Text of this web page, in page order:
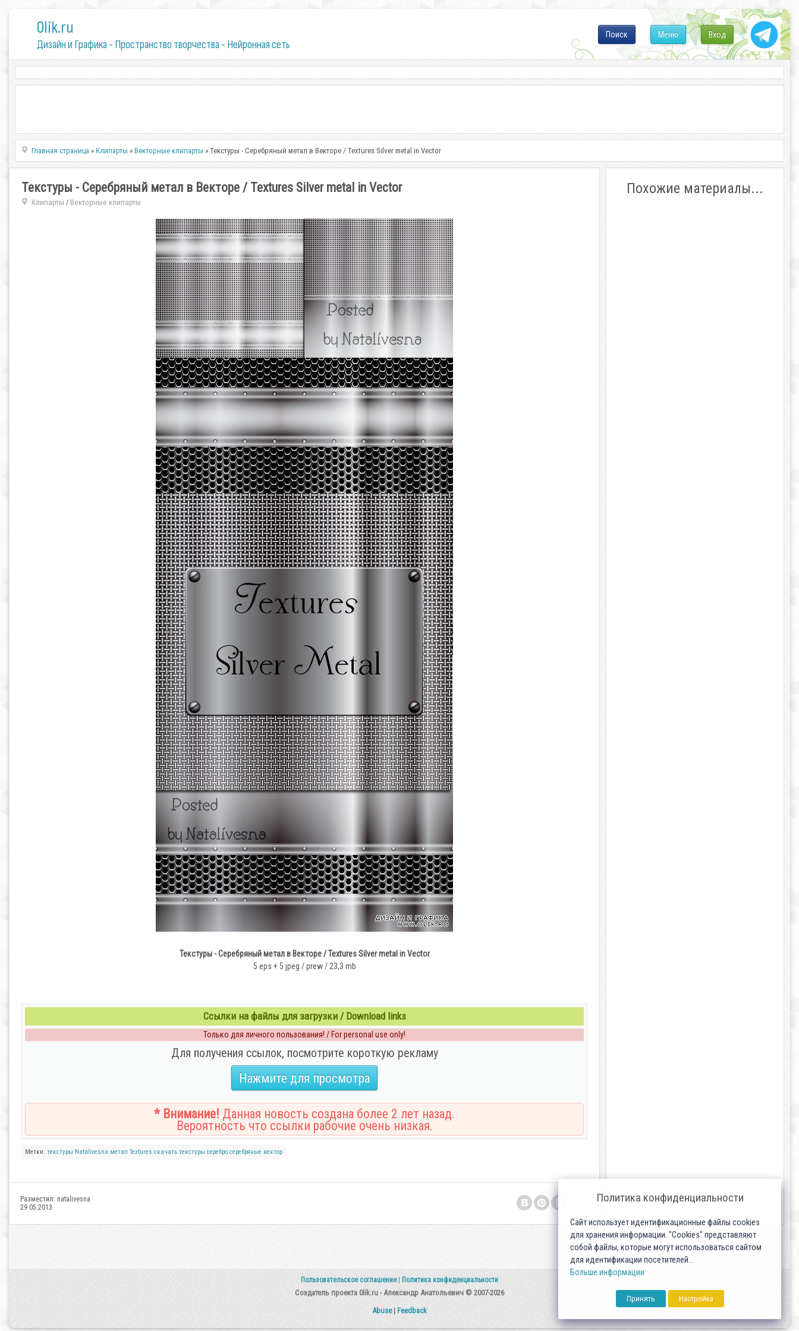
0lik.ru
Дизайн и Графика - Пространство творчества - Нейронная сеть
Вход
Меню
Поиск
Главная страница »Клипарты »Векторные клипарты » Текстуры - Серебряный метал в Векторе / Textures Silver metal in Vector
Текстуры - Серебряный метал в Векторе / Textures Silver metal in Vector
Клипарты / Векторные клипарты
Текстуры - Серебряный метал в Векторе / Textures Silver metal in Vector
5 eps + 5 jpeg / prew / 23,3 mb
Ссылки на файлы для загрузки / Download links
Только для личного пользования! / For personal use only!
Для получения ссылок, посмотрите короткую рекламу
Нажмите для просмотра
* Внимание! Данная новость создана более 2 лет назад.
Вероятность что ссылки рабочие очень низкая.
Метки: текстуры Natalivesna метал Textures скачать текстуры серебро серебряные вектор
Разместил: natalivesna
29.05.2013
Похожие материалы...
Пользовательское соглашение Политика конфиденциальности
Создатель проекта 0lik.ru - Александр Анатольевич © 2007-2026
Abuse| Feedback
Политика конфиденциальности
Сайт использует идентификационные файлы cookies
для хранения информации. "Cookies" представляют
собой файлы, которые могут использоваться сайтом
для идентификации посетителей...
Больше информации
Принять Настройка